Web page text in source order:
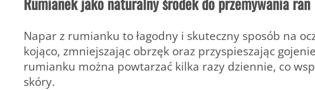
Napar z rumianku to łagodny i skuteczny sposób na
kojąco, zmniejszając obrzęk oraz przyspieszając
rumianku można powtarzać kilka razy dziennie, co
skóry.